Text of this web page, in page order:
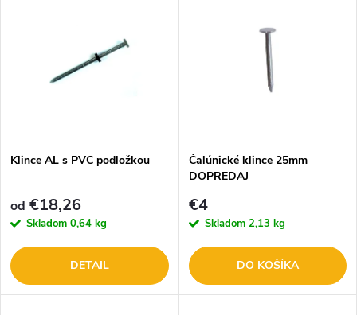
e
p
r
o
s
p
r
o
Klince AL s PVC podložkou
od €18,26
Skladom 0,64 kg
DETAIL
Čalúnické klince 25mm
DOPREDAJ
€4
Skladom 2,13 kg
DO KOŠÍKA